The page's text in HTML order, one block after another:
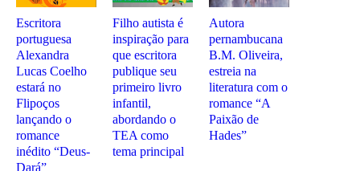
Escritora
portuguesa
Alexandra
Lucas Coelho
estará no
Flipoços
lançando o
romance
inédito “Deus-
Dará”
Filho autista é
inspiração para
que escritora
publique seu
primeiro livro
infantil,
abordando o
TEA como
tema principal
Autora
pernambucana
B.M. Oliveira,
estreia na
literatura com o
romance “A
Paixão de
Hades”